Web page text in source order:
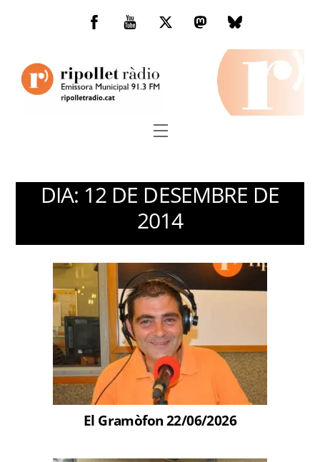
Facebook
You
TwitterMastodonBluesky
Menu
DIA: 12 DE DESEMBRE DE
2014
El Gramòfon 22/06/2026